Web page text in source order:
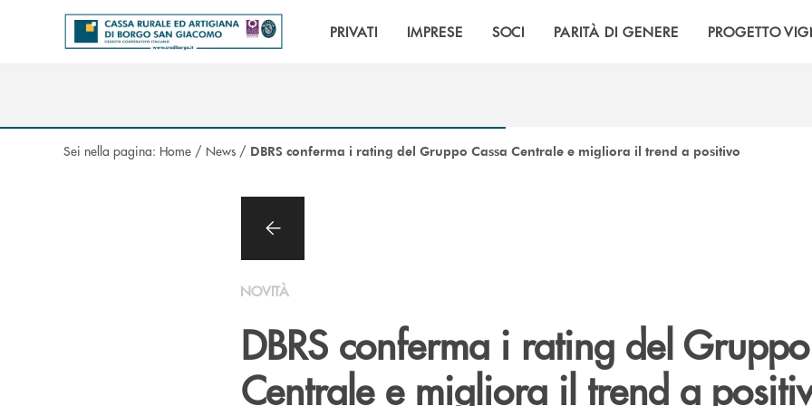
Salta al contenuto principale
PRIVATI IMPRESE SOCI PARITÀ DI GENERE PROGETTO
Sei nella pagina: Home / News / DBRS conferma i rating del Gruppo Cassa Centrale e migliora il trend a positivo
NOVITÀ
DBRS conferma i rating del
Centrale e migliora il trend a